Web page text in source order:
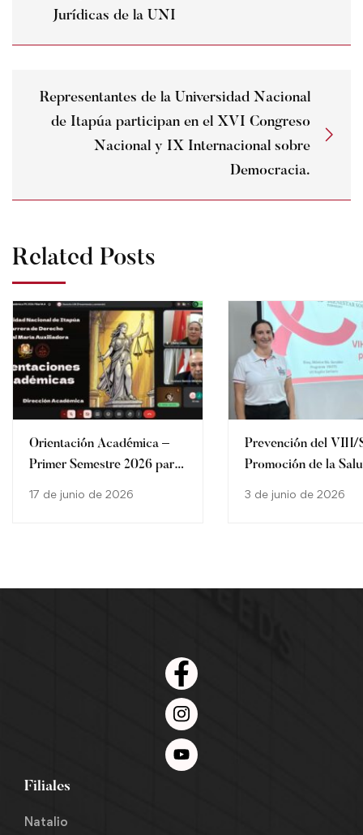
Jurídicas de la UNI
Representantes de la Universidad Nacional
de Itapúa participan en el XVI Congreso
Nacional y IX Internacional sobre
Democracia.
Related Posts
Orientación Académica –
Primer Semestre 2026 para
17 de junio de 2026
Prevención del VIH/
Promoción de la
3 de junio de 2026
Filiales
Natalio